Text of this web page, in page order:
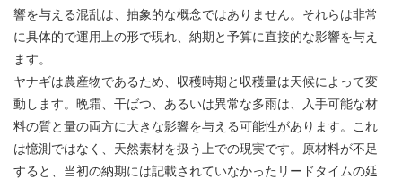
響を与える混乱は、抽象的な概念ではありません。それらは非常
に具体的で運用上の形で現れ、納期と予算に直接的な影響を与え
ます。
ヤナギは農産物であるため、収穫時期と収穫量は天候によって変
動します。晩霜、干ばつ、あるいは異常な多雨は、入手可能な材
料の質と量の両方に大きな影響を与える可能性があります。これ
は憶測ではなく、天然素材を扱う上での現実です。原材料が不足
すると、当初の納期には記載されていなかったリードタイムの​​延